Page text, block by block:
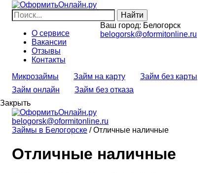
О сервисе
Вакансии
Отзывы
Контакты
Ваш город: Белогорск
belogorsk@oformitonline.ru
Микрозаймы Займ на карту
Займ без карты
Займ онлайн
Займ без отказа
Закрыть
belogorsk@oformitonline.ru
Займы в Белогорске / Отличные наличные
Отличные наличные